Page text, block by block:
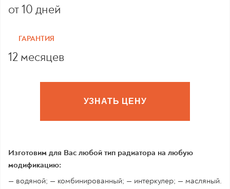
от 10 дней
ГАРАНТИЯ
12 месяцев
УЗНАТЬ ЦЕНУ
Изготовим для Вас любой тип радиатора на любую
модификацию:
— водяной; — комбинированный; — интеркулер; — масляный.